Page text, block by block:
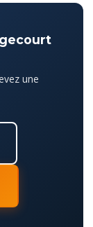
une